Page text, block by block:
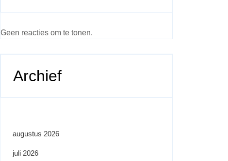
Geen reacties om te tonen.
Archief
augustus 2026
juli 2026